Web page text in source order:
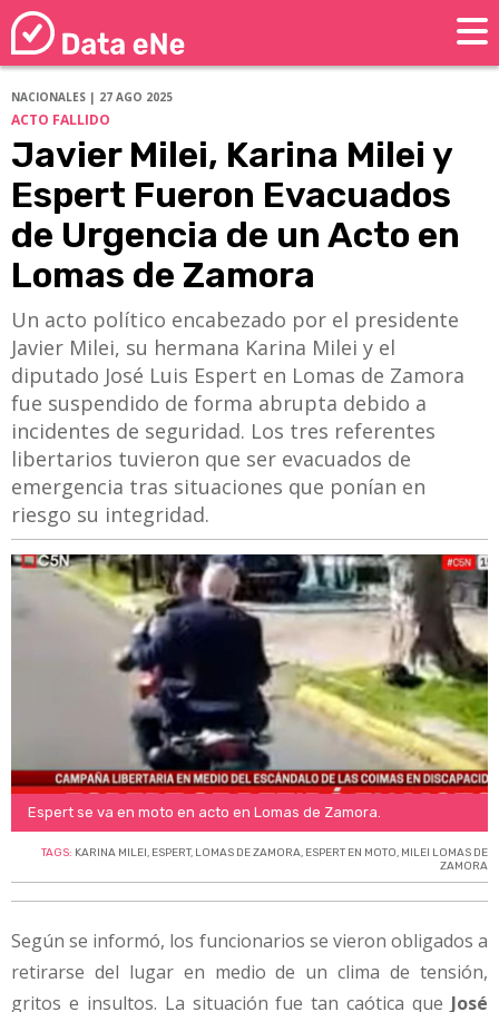
NACIONALES | 27 AGO 2025
ACTO FALLIDO
Javier Milei, Karina Milei y
Espert Fueron Evacuados
de Urgencia de un Acto en
Lomas de Zamora
Un acto político encabezado por el presidente
Javier Milei, su hermana Karina Milei y el
diputado José Luis Espert en Lomas de Zamora
fue suspendido de forma abrupta debido a
incidentes de seguridad. Los tres referentes
libertarios tuvieron que ser evacuados de
emergencia tras situaciones que ponían en
riesgo su integridad.
Espert se va en moto en acto en Lomas de Zamora.
TAGS: KARINA MILEI , ESPERT, LOMAS DE ZAMORA, ESPERT EN MOTO, MILEI LOMAS DE
ZAMORA
Según se informó, los funcionarios se vieron obligados a
retirarse del lugar en medio de un clima de tensión,
gritos e insultos. La situación fue tan caótica que José